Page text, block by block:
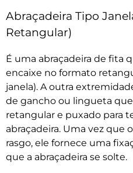
Abraçadeira Tipo
Retangular)
É uma abraçadeira de fita
encaixe no formato
janela). A outra
de gancho ou lingueta
retangular e puxado para
abraçadeira. Uma vez que
rasgo, ele fornece uma
que a abraçadeira se solte.